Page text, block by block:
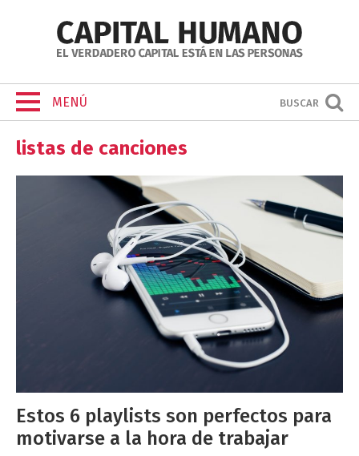
MENÚ BUSCAR
listas de canciones
Estos 6 playlists son perfectos para
motivarse a la hora de trabajar